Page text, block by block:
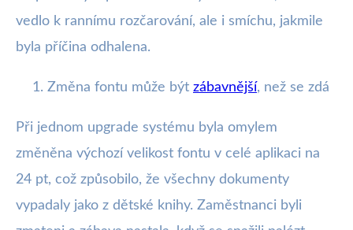
vedlo k rannímu rozčarování, ale i smíchu, jakmile
byla příčina odhalena.
Změna fontu může být zábavnější, než se zdá
Při jednom upgrade systému byla omylem
změněna výchozí velikost fontu v celé aplikaci na
24 pt, což způsobilo, že všechny dokumenty
vypadaly jako z dětské knihy. Zaměstnanci byli